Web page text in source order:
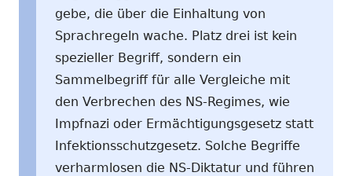
gebe, die über die Einhaltung von
Sprachregeln wache. Platz drei ist kein
spezieller Begriff, sondern ein
Sammelbegriff für alle Vergleiche mit
den Verbrechen des NS-Regimes, wie
Impfnazi oder Ermächtigungsgesetz statt
Infektionsschutzgesetz. Solche Begriffe
verharmlosen die NS-Diktatur und führen